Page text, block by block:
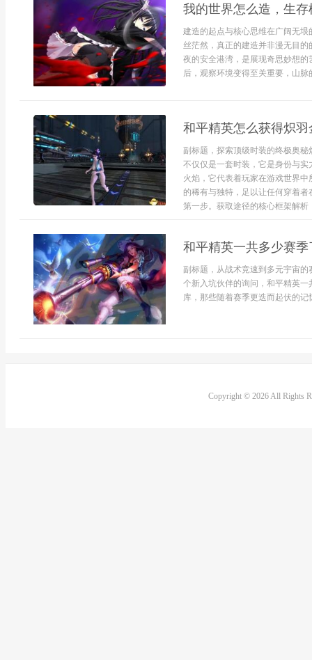
我的世界怎么造，生
建造的起点与核心思维在广阔无
丝茫然，真正的建造并非漫无目
夜的安全港湾，是展现奇思妙想
后，观察环境变得至关重要，山脉
和平精英怎么获得炽
副标题，探索顶级时装的终极奥
不仅仅是一套时装，它是身份与
火焰，它代表着玩家在游戏世界
的稀有与独特，足以让任何穿着
第一步。获取途径的核心框架解
和平精英一共多少赛
副标题，从战术竞速到多元宇宙
个新入坑伙伴的询问，和平精英
库，那些随着赛季更迭而起伏的记
Copyright © 2026 All Rights